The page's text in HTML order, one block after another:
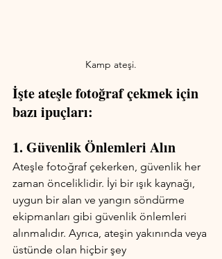
Kamp ateşi.
İşte ateşle fotoğraf çekmek için
bazı ipuçları:
1. Güvenlik Önlemleri Alın
Ateşle fotoğraf çekerken, güvenlik her
zaman önceliklidir. İyi bir ışık kaynağı,
uygun bir alan ve yangın söndürme
ekipmanları gibi güvenlik önlemleri
alınmalıdır. Ayrıca, ateşin yakınında veya
üstünde olan hiçbir şey